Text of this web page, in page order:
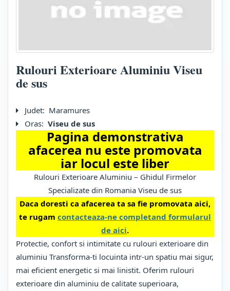
Rulouri Exterioare Aluminiu Viseu
de sus
Judet: Maramures
Oras: Viseu de sus
Pagina demonstrativa
afacerea nu este promovata
iar locul este liber
Rulouri Exterioare Aluminiu – Ghidul Firmelor
Specializate din Romania Viseu de sus
Daca doresti ca afacerea ta sa fie promovata aici,
te rugam contacteaza-ne completand formularul
de aici.
Protectie, confort si intimitate cu rulouri exterioare din
aluminiu Transforma-ti locuinta intr-un spatiu mai sigur,
mai eficient energetic si mai linistit. Oferim rulouri
exterioare din aluminiu de calitate superioara,